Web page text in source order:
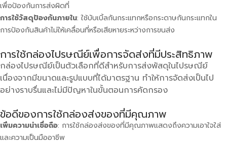
เพื่อป้องกันการส่งผิดที่
การใช้วัสดุป้องกันภายใน: ใช้บับเบิ้ลกันกระแทกหรือกระดาษกันกระแทกใน
การป้องกันสินค้าไม่ให้เคลื่อนที่หรือเสียหายระหว่างการขนส่ง
การใช้กล่องไปรษณีย์เพื่อการจัดส่งที่มีประสิทธิภาพ
กล่องไปรษณีย์เป็นตัวเลือกที่ดีสำหรับการส่งพัสดุในไปรษณีย์
เนื่องจากมีขนาดและรูปแบบที่ได้มาตรฐาน ทำให้การจัดส่งเป็นไป
อย่างราบรื่นและไม่มีปัญหาในขั้นตอนการคัดกรอง
ข้อดีของการใช้กล่องส่งของที่มีคุณภาพ
เพิ่มความน่าเชื่อถือ: การใช้กล่องส่งของที่มีคุณภาพแสดงถึงความเอาใจใส่
และความเป็นมืออาชีพ